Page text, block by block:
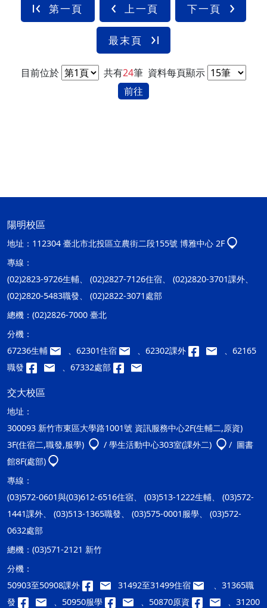
第一頁 上一頁 下一頁
最末頁
目前位於 共有24筆 資料每頁顯示
前往
陽明校區
地址： 112304 臺北市北投區立農街二段155號 博雅中心 2F
專線：
(02)2823-9726生輔、 (02)2827-7126住宿、 (02)2820-3701課外、
(02)2820-5483職發、 (02)2822-3071處部
總機： (02)2826-7000 臺北
分機：
67236生輔
、62301住宿 、62302課外
、62165
職發
、67332處部
交大校區
地址：
300093 新竹市東區大學路1001號 資訊服務中心2F(生輔二,原資)
3F(住宿二,職發,服學)
/ 學生活動中心303室(課外二)
/ 圖書
館8F(處部)
專線：
(03)572-0601與(03)612-6516住宿、 (03)513-1222生輔、 (03)572-
1441課外、 (03)513-1365職發、 (03)575-0001服學、 (03)572-
0632處部
總機： (03)571-2121 新竹
分機：
50903至50908課外
31492至31499住宿
、31365職
發
、50950服學 、50870原資 、31200